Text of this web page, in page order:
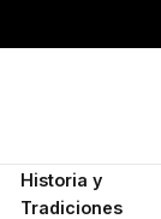
Historia y
Tradiciones